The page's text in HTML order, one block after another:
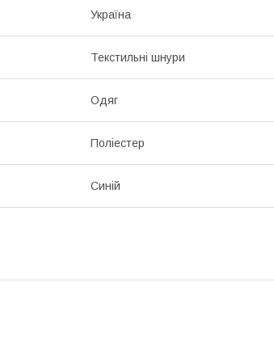
Україна
Текстильні шнури
Одяг
Поліестер
Синій